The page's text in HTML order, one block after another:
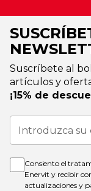
Suscríbete al
artículos y
¡15% de
Inscríbase
nuestro
de
noticias:
Consiento el
Enervit y recibir
actualizaciones y